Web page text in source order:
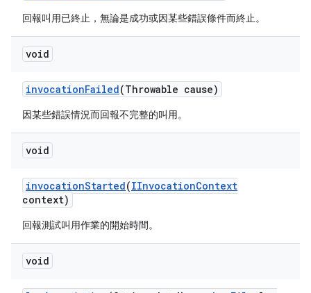
回報叫用已終止，無論是成功或因某些錯誤條件而終止。
void
invocationFailed(Throwable cause)
因某些錯誤情況而回報不完整的叫用。
void
invocationStarted(IInvocationContext
context)
回報測試叫用作業的開始時間。
void